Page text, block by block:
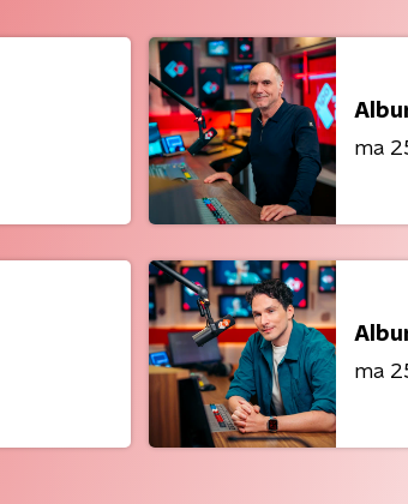
ma
ma